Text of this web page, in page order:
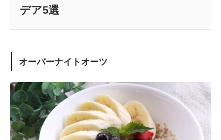
デア5選
オーバーナイトオーツ